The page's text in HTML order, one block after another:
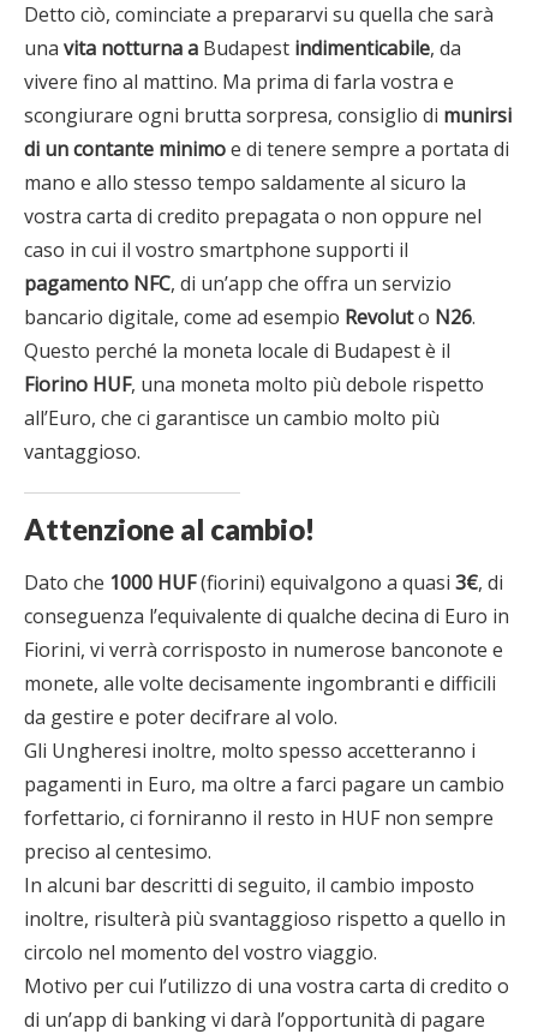
Detto ciò, cominciate a prepararvi su quella che sarà
una vita notturna a Budapest indimenticabile, da
vivere fino al mattino. Ma prima di farla vostra e
scongiurare ogni brutta sorpresa, consiglio di munirsi
di un contante minimoe di tenere sempre a portata di
mano e allo stesso tempo saldamente al sicuro la
vostra carta di credito prepagata o non oppure nel
caso in cui il vostro smartphone supporti il
pagamento NFC, di un’app che offra un servizio
bancario digitale, come ad esempio Revoluto N26.
Questo perché la moneta locale di Budapest è il
Fiorino HUF, una moneta molto più debole rispetto
all’Euro, che ci garantisce un cambio molto più
vantaggioso.
Attenzione al cambio!
Dato che 1000 HUF(fiorini) equivalgono a quasi 3€, di
conseguenza l’equivalente di qualche decina di Euro in
Fiorini, vi verrà corrisposto in numerose banconote e
monete, alle volte decisamente ingombranti e difficili
da gestire e poter decifrare al volo.
Gli Ungheresi inoltre, molto spesso accetteranno i
pagamenti in Euro, ma oltre a farci pagare un cambio
forfettario, ci forniranno il resto in HUF non sempre
preciso al centesimo.
In alcuni bar descritti di seguito, il cambio imposto
inoltre, risulterà più svantaggioso rispetto a quello in
circolo nel momento del vostro viaggio.
Motivo per cui l’utilizzo di una vostra carta di credito o
di un’app di banking vi darà l’opportunità di pagare